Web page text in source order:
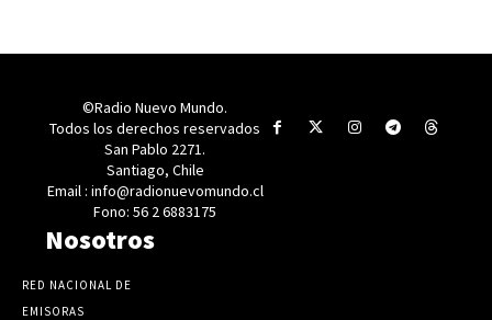
©Radio Nuevo Mundo.
Todos los derechos reservados
San Pablo 2271.
Santiago, Chile
Email : info@radionuevomundo.cl
Fono: 56 2 6883175
Nosotros
RED NACIONAL DE
EMISORAS